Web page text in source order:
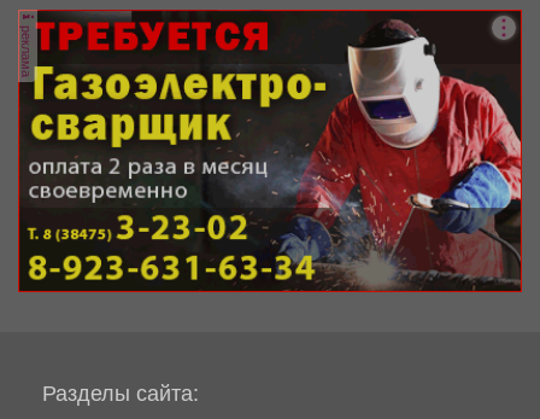
реклама
Разделы сайта: